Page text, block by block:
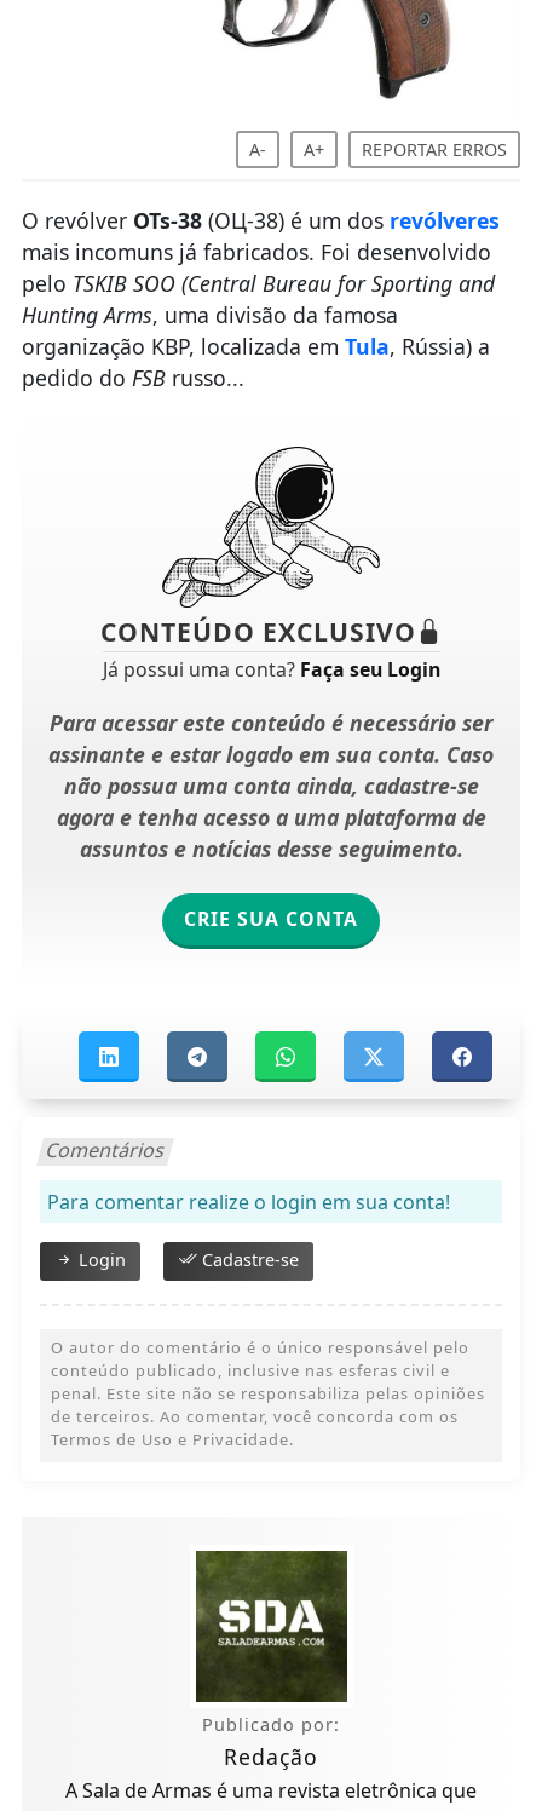
A- A+ REPORTAR ERROS
O revólver OTs-38(ОЦ-38) é um dos revólveres
mais incomuns já fabricados. Foi desenvolvido
pelo TSKIB SOO (Central Bureau for Sporting and
Hunting Arms, uma divisão da famosa
organização KBP, localizada em Tula, Rússia) a
pedido do FSBrusso...
CONTEÚDO EXCLUSIVO
Já possui uma conta? Faça seu Login
Para acessar este conteúdo é necessário ser
assinante e estar logado em sua conta. Caso
não possua uma conta ainda, cadastre-se
agora e tenha acesso a uma plataforma de
assuntos e notícias desse seguimento.
CRIE SUA CONTA
Comentários
Para comentar realize o login em sua conta!
Login Cadastre-se
O autor do comentário é o único responsável pelo
conteúdo publicado, inclusive nas esferas civil e
penal. Este site não se responsabiliza pelas opiniões
de terceiros. Ao comentar, você concorda com os
Termos de Uso e Privacidade.
Publicado por:
Redação
A Sala de Armas é uma revista eletrônica que